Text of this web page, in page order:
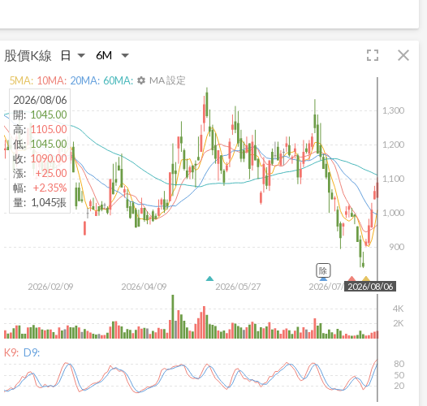
股價K線 fullscreen close
2026/02/09 2026/04/09 2026/05/27 2026/07/15
900
1,000
1,100
1,200
1,300
2026/08/06
2K
4K
2026/08/06
開: 1045.00
高: 1105.00
低: 1045.00
收: 1090.00
漲:
+25.00
幅: +2.35%
量: 1,045張
5MA: 10MA: 20MA: 60MA: settings MA 設定
除
K9: D9:
20
50
80